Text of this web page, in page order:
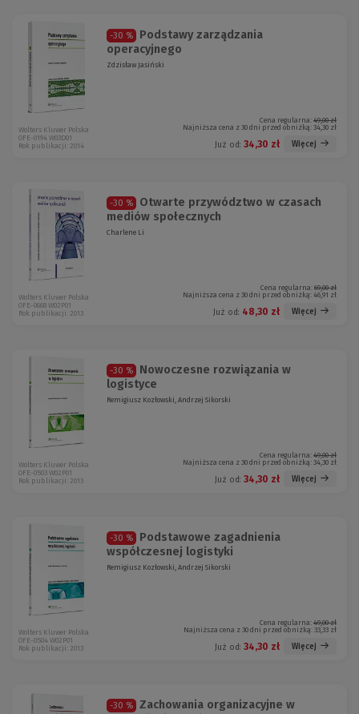
-30 %
Podstawy zarządzania
operacyjnego
Zdzisław Jasiński
Cena regularna: 49,00 zł
Najniższa cena z 30 dni przed obniżką: 34,30 zł
Już od: 34,30 zł Więcej
Wolters Kluwer Polska
OFE-0194 W03D01
Rok publikacji: 2014
-30 %
Otwarte przywództwo w czasach
mediów społecznych
Charlene Li
Cena regularna: 69,00 zł
Najniższa cena z 30 dni przed obniżką: 46,91 zł
Już od: 48,30 zł Więcej
Wolters Kluwer Polska
OFE-0668 W02P01
Rok publikacji: 2013
-30 %
Nowoczesne rozwiązania w
logistyce
Remigiusz Kozłowski, Andrzej Sikorski
Cena regularna: 49,00 zł
Najniższa cena z 30 dni przed obniżką: 34,30 zł
Już od: 34,30 zł Więcej
Wolters Kluwer Polska
OFE-0503 W02P01
Rok publikacji: 2013
-30 %
Podstawowe zagadnienia
współczesnej logistyki
Remigiusz Kozłowski, Andrzej Sikorski
Cena regularna: 49,00 zł
Najniższa cena z 30 dni przed obniżką: 33,33 zł
Już od: 34,30 zł Więcej
Wolters Kluwer Polska
OFE-0504 W02P01
Rok publikacji: 2013
-30 %
Zachowania organizacyjne w